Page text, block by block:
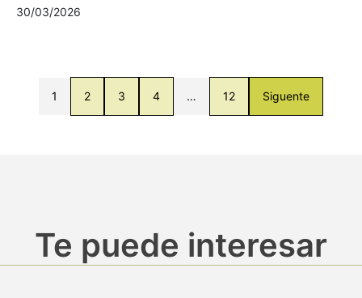
30/03/2026
1 2 3 4 … 12 Siguente
Te puede interesar